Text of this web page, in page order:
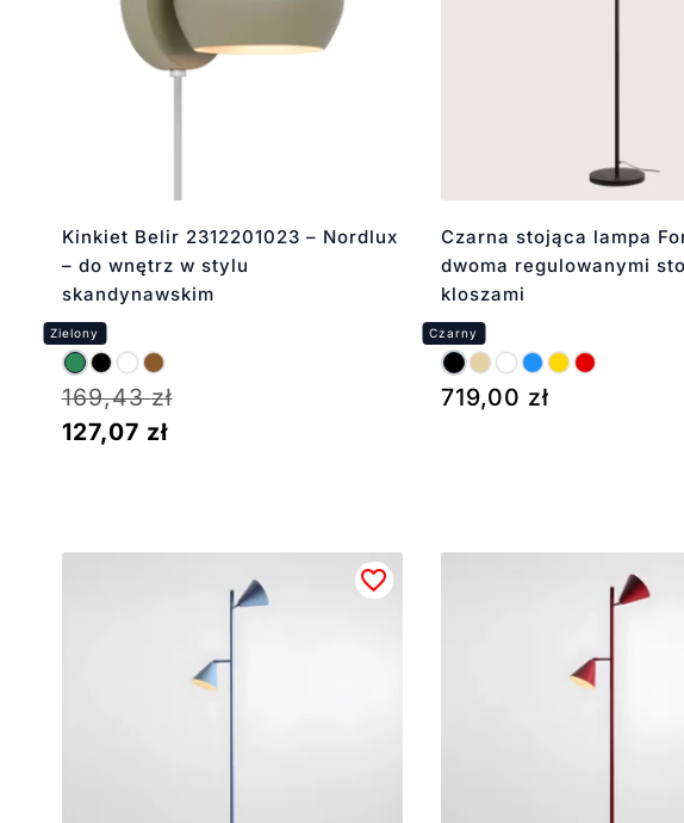
Kinkiet Belir 2312201023 – Nordlux
– do wnętrz w stylu
skandynawskim
169,43zł
127,07 zł
Czarna stojąca lampa
dwoma regulowanymi
kloszami
719,00 zł